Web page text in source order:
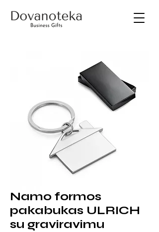
Namo formos
pakabukas ULRICH
su graviravimu